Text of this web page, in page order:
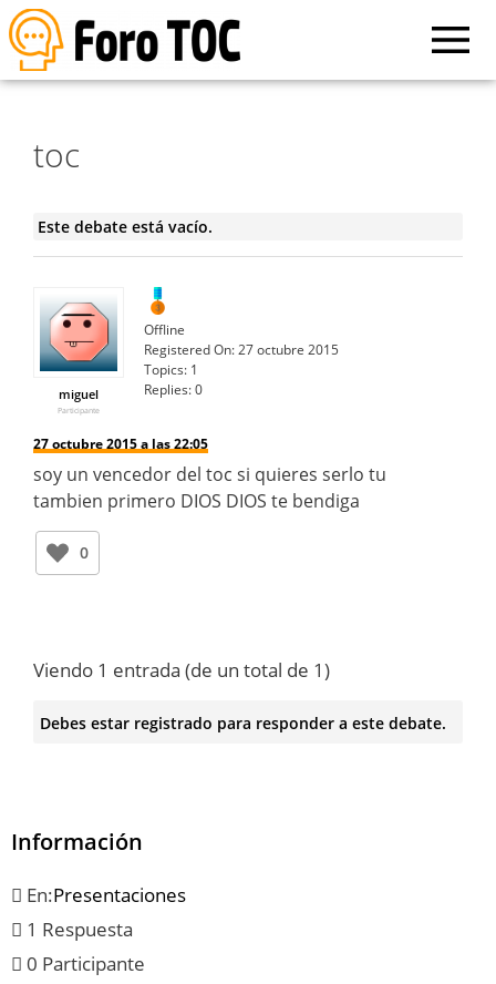
toc
Este debate está vacío.
miguel
Participante
Offline
Registered On:27 octubre 2015
Topics: 1
Replies:0
27 octubre 2015 a las 22:05
soy un vencedor del toc si quieres serlo tu
tambien primero DIOS DIOS te bendiga
0
Viendo 1 entrada (de un total de 1)
Debes estar registrado para responder a este debate.
Información
En:Presentaciones
1 Respuesta
0 Participante